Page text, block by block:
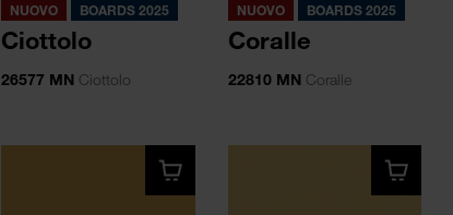
NUOVO BOARDS 2025
Ciottolo
26577 MN Ciottolo
NUOVO BOARDS 2025
Coralle
22810 MNCoralle